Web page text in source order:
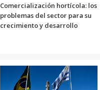
Comercialización hortícola: los
problemas del sector para su
crecimiento y desarrollo